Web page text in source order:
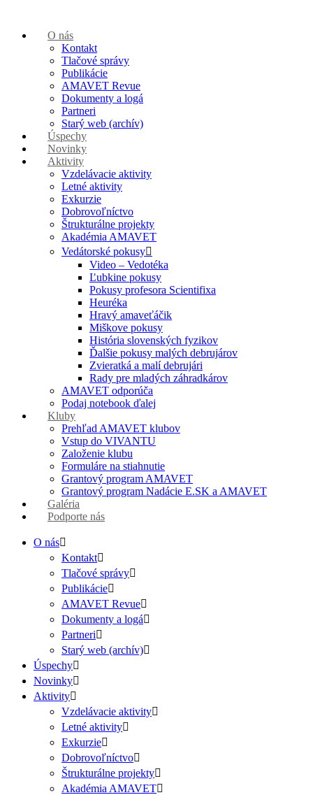
O nás
Kontakt
Tlačové správy
Publikácie
AMAVET Revue
Dokumenty a logá
Partneri
Starý web (archív)
Úspechy
Novinky
Aktivity
Vzdelávacie aktivity
Letné aktivity
Exkurzie
Dobrovoľníctvo
Štrukturálne projekty
Akadémia AMAVET
Vedátorské pokusy
Video – Vedotéka
Ľubkine pokusy
Pokusy profesora Scientifixa
Heuréka
Hravý amaveťáčik
Miškove pokusy
História slovenských fyzikov
Ďalšie pokusy malých debrujárov
Zvieratká a malí debrujári
Rady pre mladých záhradkárov
AMAVET odporúča
Podaj notebook ďalej
Kluby
Prehľad AMAVET klubov
Vstup do VIVANTU
Založenie klubu
Formuláre na stiahnutie
Grantový program AMAVET
Grantový program Nadácie E.SK a AMAVET
Galéria
Podporte nás
O nás
Kontakt
Tlačové správy
Publikácie
AMAVET Revue
Dokumenty a logá
Partneri
Starý web (archív)
Úspechy
Novinky
Aktivity
Vzdelávacie aktivity
Letné aktivity
Exkurzie
Dobrovoľníctvo
Štrukturálne projekty
Akadémia AMAVET